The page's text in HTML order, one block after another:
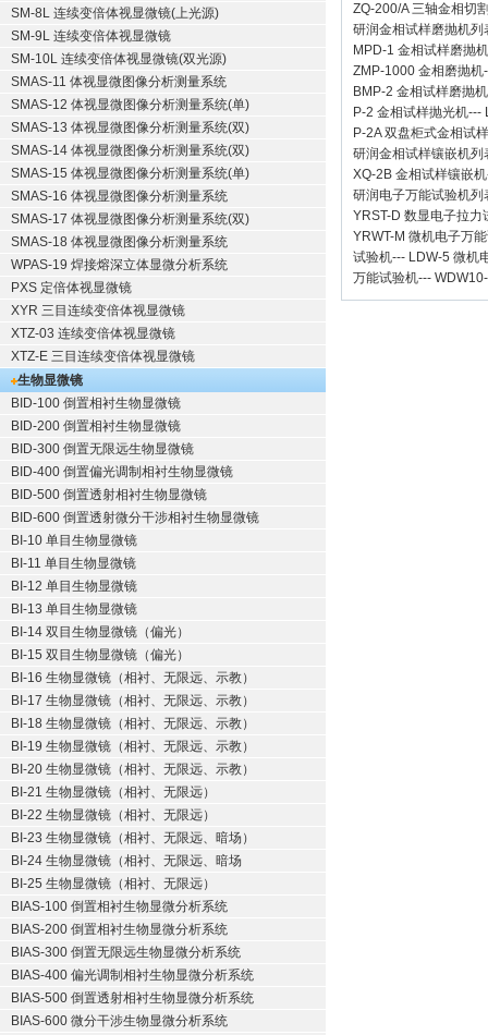
SM-8L 连续变倍体视显微镜(上光源)
SM-9L 连续变倍体视显微镜
SM-10L 连续变倍体视显微镜(双光源)
SMAS-11 体视显微图像分析测量系统
SMAS-12 体视显微图像分析测量系统(单)
SMAS-13 体视显微图像分析测量系统(双)
SMAS-14 体视显微图像分析测量系统(双)
SMAS-15 体视显微图像分析测量系统(单)
SMAS-16 体视显微图像分析测量系统
SMAS-17 体视显微图像分析测量系统(双)
SMAS-18 体视显微图像分析测量系统
WPAS-19 焊接熔深立体显微分析系统
PXS 定倍体视显微镜
XYR 三目连续变倍体视显微镜
XTZ-03 连续变倍体视显微镜
XTZ-E 三目连续变倍体视显微镜
生物显微镜
BID-100 倒置相衬生物显微镜
BID-200 倒置相衬生物显微镜
BID-300 倒置无限远生物显微镜
BID-400 倒置偏光调制相衬生物显微镜
BID-500 倒置透射相衬生物显微镜
BID-600 倒置透射微分干涉相衬生物显微镜
BI-10 单目生物显微镜
BI-11 单目生物显微镜
BI-12 单目生物显微镜
BI-13 单目生物显微镜
BI-14 双目生物显微镜（偏光）
BI-15 双目生物显微镜（偏光）
BI-16 生物显微镜（相衬、无限远、示教）
BI-17 生物显微镜（相衬、无限远、示教）
BI-18 生物显微镜（相衬、无限远、示教）
BI-19 生物显微镜（相衬、无限远、示教）
BI-20 生物显微镜（相衬、无限远、示教）
BI-21 生物显微镜（相衬、无限远）
BI-22 生物显微镜（相衬、无限远）
BI-23 生物显微镜（相衬、无限远、暗场）
BI-24 生物显微镜（相衬、无限远、暗场
BI-25 生物显微镜（相衬、无限远）
BIAS-100 倒置相衬生物显微分析系统
BIAS-200 倒置相衬生物显微分析系统
BIAS-300 倒置无限远生物显微分析系统
BIAS-400 偏光调制相衬生物显微分析系统
BIAS-500 倒置透射相衬生物显微分析系统
BIAS-600 微分干涉生物显微分析系统
ZQ-200/A 三轴金相切
研润金相试样磨抛机列
MPD-1 金相试样磨抛机
ZMP-1000 金相磨抛机
BMP-2 金相试样磨抛机
P-2 金相试样抛光机---
P-2A 双盘柜式金相试
研润金相试样镶嵌机列
XQ-2B 金相试样镶嵌机
研润电子万能试验机列
YRST-D 数显电子拉力
YRWT-M 微机电子万
试验机--- LDW-5 微机
万能试验机---